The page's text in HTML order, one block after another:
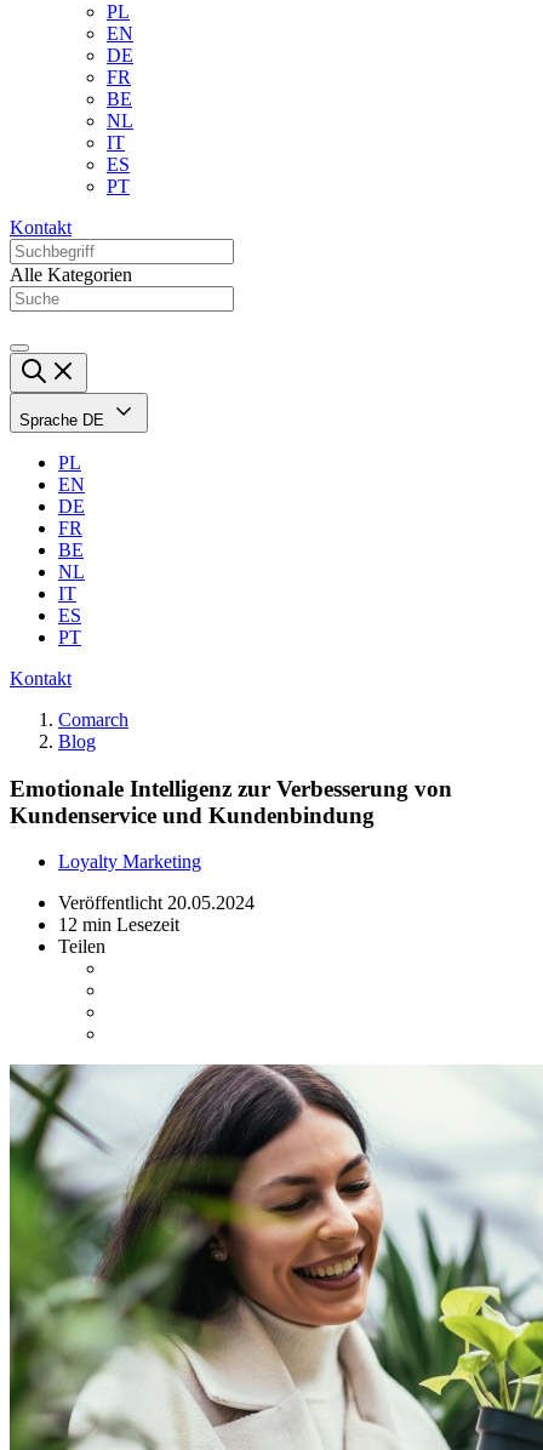
PL
EN
DE
FR
BE
NL
IT
ES
PT
Kontakt
Alle Kategorien
Sprache DE
PL
EN
DE
FR
BE
NL
IT
ES
PT
Kontakt
Comarch
Blog
Emotionale Intelligenz zur Verbesserung von
Kundenservice und Kundenbindung
Loyalty Marketing
Veröffentlicht20.05.2024
12 min Lesezeit
Teilen